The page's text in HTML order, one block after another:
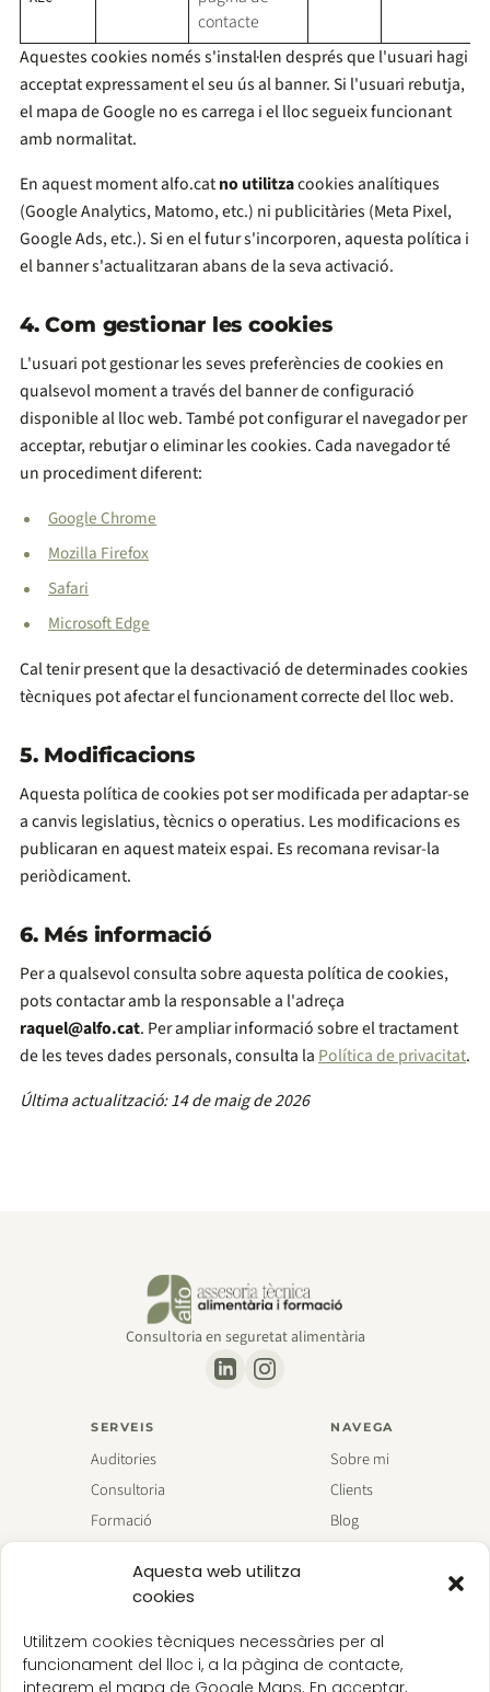
Aquesta web utilitza
cookies
Utilitzem cookies tècniques necessàries per al
funcionament del lloc i, a la pàgina de contacte,
integrem el mapa de Google Maps. En acceptar,
contacte
Aquestes cookies només s'instal·len després que l'usuari hagi
acceptat expressament el seu ús al banner. Si l'usuari rebutja,
el mapa de Google no es carrega i el lloc segueix funcionant
amb normalitat.
En aquest moment alfo.catno utilitzacookies analítiques
(Google Analytics, Matomo, etc.) ni publicitàries (Meta Pixel,
Google Ads, etc.). Si en el futur s'incorporen, aquesta política i
el banner s'actualitzaran abans de la seva activació.
4. Com gestionar les cookies
L'usuari pot gestionar les seves preferències de cookies en
qualsevol moment a través del banner de configuració
disponible al lloc web. També pot configurar el navegador per
acceptar, rebutjar o eliminar les cookies. Cada navegador té
un procediment diferent:
Google Chrome
Mozilla Firefox
Safari
Microsoft Edge
Cal tenir present que la desactivació de determinades cookies
tècniques pot afectar el funcionament correcte del lloc web.
5. Modificacions
Aquesta política de cookies pot ser modificada per adaptar-se
a canvis legislatius, tècnics o operatius. Les modificacions es
publicaran en aquest mateix espai. Es recomana revisar-la
periòdicament.
6. Més informació
Per a qualsevol consulta sobre aquesta política de cookies,
pots contactar amb la responsable a l'adreça
raquel@alfo.cat. Per ampliar informació sobre el tractament
de les teves dades personals, consulta la Política de privacitat.
Última actualització: 14 de maig de 2026
Consultoria en seguretat alimentària
SERVEIS
Auditories
Consultoria
Formació
NAVEGA
Sobre mi
Clients
Blog
© 2026 ALFO.CAT Avís legal
Raquel Martí Audí (alfo.cat) ha estat beneficiària de les ajudes del Programa Kit Digital,